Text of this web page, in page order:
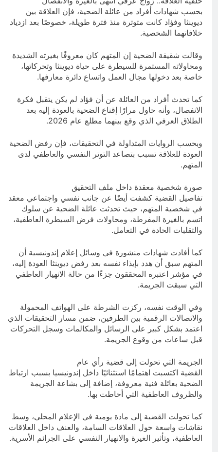
بحسب شهادات أفراد من عائلة الضحية، فإن العلاقة بين
ديوينثا وفؤاد كانت متوترة منذ فترة طويلة، خصوصًا بعد ازدياد
خلافاتهما الشخصية.
وقالت شقيقة الضحية إن المتهم كان معروفًا بغيرته الشديدة
ومحاولاته المستمرة للسيطرة على حياة ديوينثا وتحركاتها،
خاصة بعد دخولها مجال العمل واتساع دائرة معارفها.
كما تحدث أفراد من العائلة عن أن فؤاد لم يكن يتقبل فكرة
الانفصال، وأنه حاول مرارًا إقناع الضحية بالعودة إليه بعد
الطلاق العرفي الذي وقع بينهما مطلع عام 2026.
وبحسب الروايات المتداولة في التحقيقات، فإن رفض الضحية
العودة للعلاقة تسبب بتصاعد التوتر النفسي والعاطفي لدى
المتهم.
صورة شخصية معقدة داخل ملف التحقيق
تفاصيل القضية كشفت أيضًا عن جانب نفسي واجتماعي معقد
في شخصية المتهم، حيث تحدثت عائلة الضحية عن سلوك
اتسم بالغيرة المفرطة، ومحاولات فرض السيطرة العاطفية،
والتقلبات الحادة في التعامل.
كما أفادت شهادات منشورة في وسائل إعلام إندونيسية أن
المتهم سبق أن هدد بإيذاء نفسه بعد رفض ديوينثا العودة إليه،
في مؤشر اعتبره المحققون جزءًا من حالة الانهيار العاطفي
التي سبقت الجريمة.
وفي الوقت نفسه، ركزت الشرطة على الهواتف المحمولة
والاتصالات الرقمية بين الطرفين، ضمن مسار التحقيقات الذي
اعتمد بشكل كبير على الرسائل والمكالمات وسجل التحركات
قبل ساعات من وقوع الجريمة.
الجريمة التي تحولت إلى قضية رأي عام
القضية اكتسبت اهتمامًا استثنائيًا داخل إندونيسيا بسبب ارتباط
الضحية بعائلة فنية معروفة، إضافة إلى بشاعة الجريمة
والظروف العاطفية التي أحاطت بها.
كما تحولت القضية إلى مادة يومية في الإعلام المحلي، وسط
نقاشات واسعة حول العلاقات السامة، والعنف داخل العلاقات
العاطفية، وتأثير الغيرة والانهيار النفسي على الجرائم الأسرية.